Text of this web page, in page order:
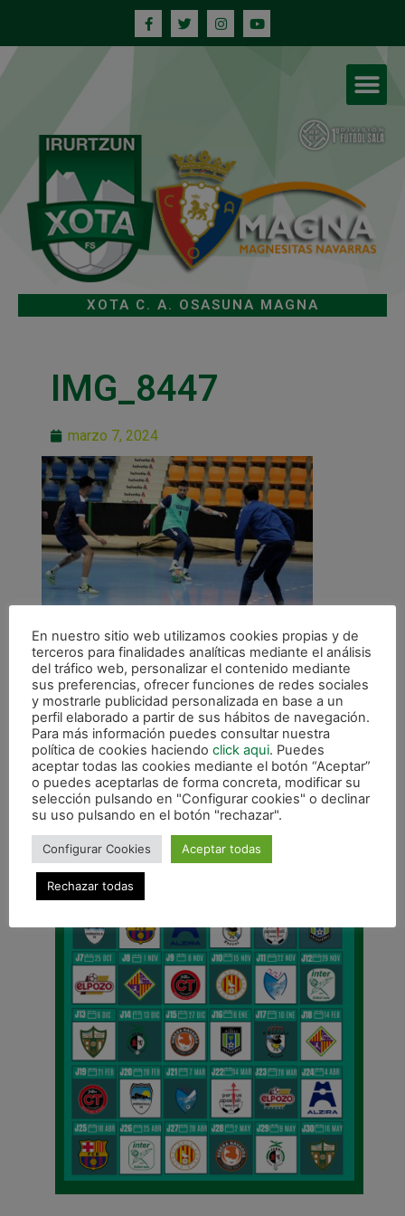
XOTA C. A. OSASUNA MAGNA
IMG_8447
marzo 7, 2024
ANTERIOR
Osasuna Magna recibe al Ribera Navarra con el regreso de Asier Llamas
CALENDARIO DE LIGA
En nuestro sitio web utilizamos cookies propias y de
terceros para finalidades analíticas mediante el análisis
del tráfico web, personalizar el contenido mediante
sus preferencias, ofrecer funciones de redes sociales
y mostrarle publicidad personalizada en base a un
perfil elaborado a partir de sus hábitos de navegación.
Para más información puedes consultar nuestra
política de cookies haciendo click aqui. Puedes
aceptar todas las cookies mediante el botón “Aceptar”
o puedes aceptarlas de forma concreta, modificar su
selección pulsando en "Configurar cookies" o declinar
su uso pulsando en el botón "rechazar".
Configurar Cookies Aceptar todas
Rechazar todas